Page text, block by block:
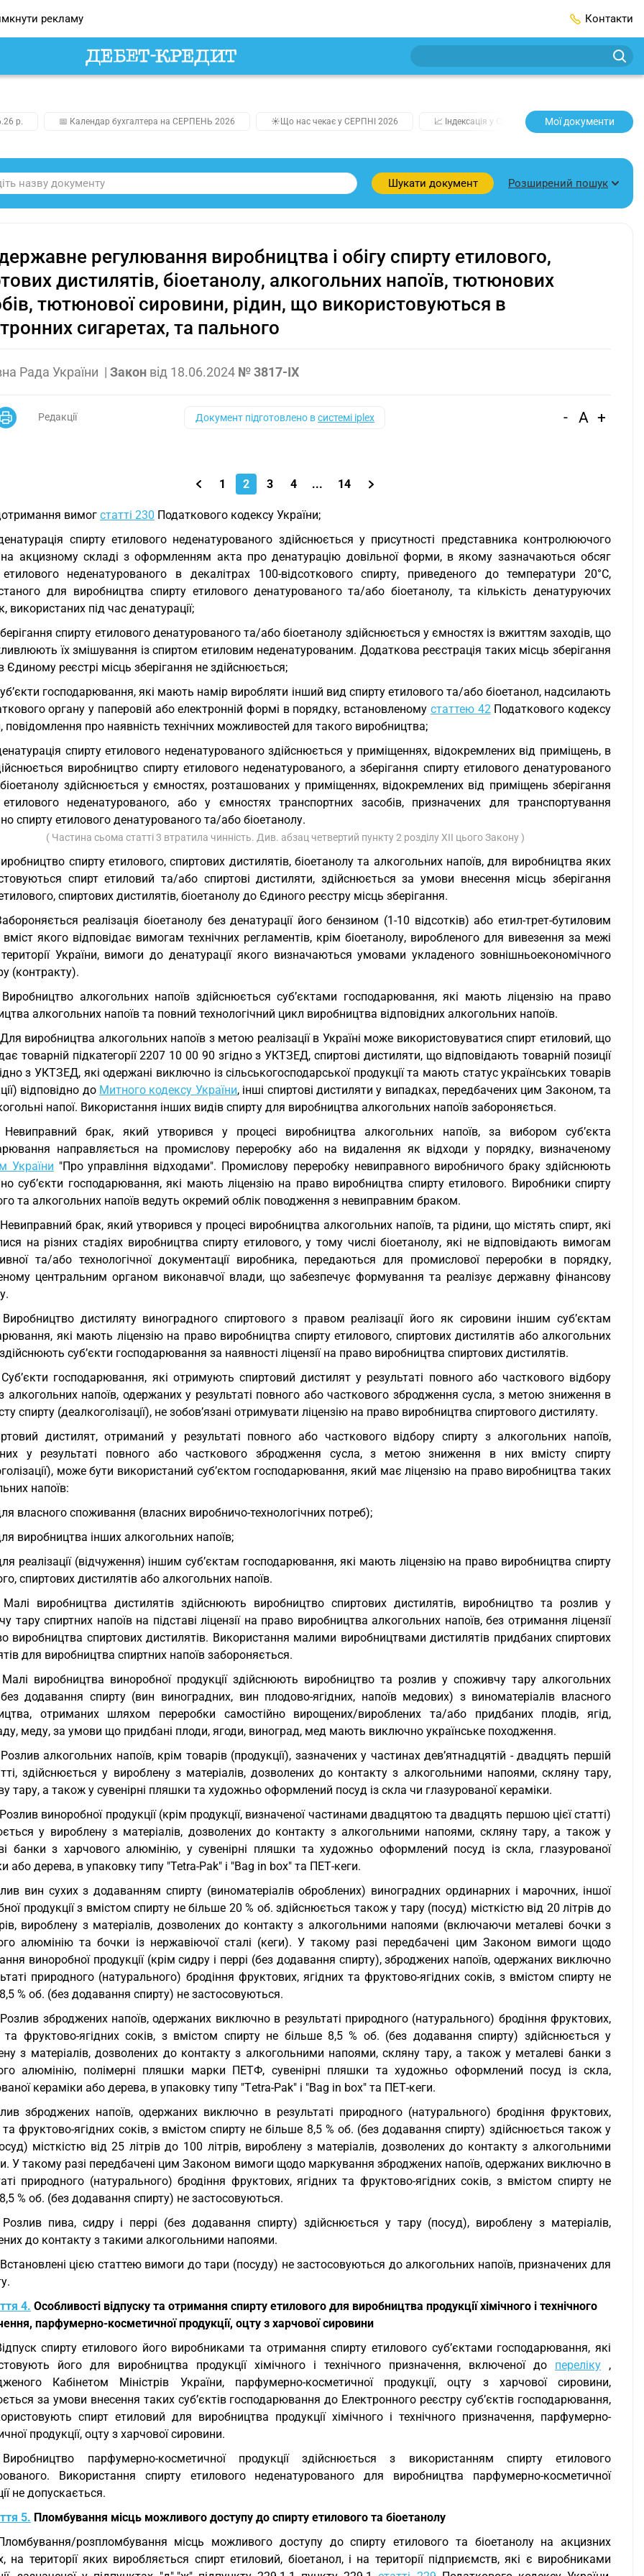
рекламу Контакти
р. 📅 Календар бухгалтера на СЕРПЕНЬ 2026 ☀️Що нас чекає у СЕРПНІ 2026 📈 Індексація у СЕРПНІ 2️⃣0️⃣2️⃣7️⃣ Усі
Мої документи
Шукати документ Розширений пошук
регулювання виробництва і обігу спирту етилового,
дистилятів, біоетанолу, алкогольних напоїв, тютюнових
тютюнової сировини, рідин, що використовуються в
сигаретах, та пального
Рада України | Закон від 18.06.2024 № 3817-IX
Редакції Документ підготовлено всистемі iplex - A +
1 2 3 4 ... 14
вимог статті 230 Податкового кодексу України;
спирту етилового неденатурованого здійснюється у присутності представника контролюючого
акцизному складі з оформленням акта про денатурацію довільної форми, в якому зазначаються обсяг
неденатурованого в декалітрах 100-відсоткового спирту, приведеного до температури 20°С,
для виробництва спирту етилового денатурованого та/або біоетанолу, та кількість денатуруючих
використаних під час денатурації;
спирту етилового денатурованого та/або біоетанолу здійснюється у ємностях із вжиттям заходів, що
їх змішування із спиртом етиловим неденатурованим. Додаткова реєстрація таких місць зберігання
Єдиному реєстрі місць зберігання не здійснюється;
господарювання, які мають намір виробляти інший вид спирту етилового та/або біоетанол, надсилають
органу у паперовій або електронній формі в порядку, встановленому статтею 42Податкового кодексу
повідомлення про наявність технічних можливостей для такого виробництва;
спирту етилового неденатурованого здійснюється у приміщеннях, відокремлених від приміщень, в
виробництво спирту етилового неденатурованого, а зберігання спирту етилового денатурованого
здійснюється у ємностях, розташованих у приміщеннях, відокремлених від приміщень зберігання
неденатурованого, або у ємностях транспортних засобів, призначених для транспортування
спирту етилового денатурованого та/або біоетанолу.
( Частина сьома статті 3 втратила чинність. Див. абзац четвертий пункту 2 розділу ХІІ цього Закону )
спирту етилового, спиртових дистилятів, біоетанолу та алкогольних напоїв, для виробництва яких
спирт етиловий та/або спиртові дистиляти, здійснюється за умови внесення місць зберігання
спиртових дистилятів, біоетанолу до Єдиного реєстру місць зберігання.
реалізація біоетанолу без денатурації його бензином (1-10 відсотків) або етил-трет-бутиловим
якого відповідає вимогам технічних регламентів, крім біоетанолу, виробленого для вивезення за межі
України, вимоги до денатурації якого визначаються умовами укладеного зовнішньоекономічного
(контракту).
алкогольних напоїв здійснюється суб’єктами господарювання, які мають ліцензію на право
алкогольних напоїв та повний технологічний цикл виробництва відповідних алкогольних напоїв.
виробництва алкогольних напоїв з метою реалізації в Україні може використовуватися спирт етиловий, що
товарній підкатегорії2207 10 00 90 згідно з УКТЗЕД, спиртові дистиляти, що відповідають товарній позиції
з УКТЗЕД, які одержані виключно із сільськогосподарської продукції та мають статус українських товарів
відповідно до Митного кодексу України, інші спиртові дистиляти у випадках, передбачених цим Законом, та
напої. Використання інших видів спирту для виробництва алкогольних напоїв забороняється.
брак, який утворився у процесі виробництва алкогольних напоїв, за вибором суб’єкта
направляється на промислову переробку або на видалення як відходи у порядку, визначеному
України "Про управління відходами". Промислову переробку невиправного виробничого браку здійснюють
суб’єкти господарювання, які мають ліцензію на право виробництва спирту етилового. Виробники спирту
та алкогольних напоїв ведуть окремий облік поводження з невиправним браком.
брак, який утворився у процесі виробництва алкогольних напоїв, та рідини, що містять спирт, які
на різних стадіях виробництва спирту етилового, у тому числі біоетанолу, які не відповідають вимогам
та/або технологічної документації виробника, передаються для промислової переробки в порядку,
центральним органом виконавчої влади, що забезпечує формування та реалізує державну фінансову
дистиляту виноградного спиртового з правом реалізації його як сировини іншим суб’єктам
які мають ліцензію на право виробництва спирту етилового, спиртових дистилятів або алкогольних
суб’єкти господарювання за наявності ліцензії на право виробництва спиртових дистилятів.
господарювання, які отримують спиртовий дистилят у результаті повного або часткового відбору
алкогольних напоїв, одержаних у результаті повного або часткового збродження сусла, з метою зниження в
спирту (деалкоголізації), не зобов’язані отримувати ліцензію на право виробництва спиртового дистиляту.
дистилят, отриманий у результаті повного або часткового відбору спирту з алкогольних напоїв,
у результаті повного або часткового збродження сусла, з метою зниження в них вмісту спирту
може бути використаний суб’єктом господарювання, який має ліцензію на право виробництва таких
напоїв:
власного споживання (власних виробничо-технологічних потреб);
виробництва інших алкогольних напоїв;
реалізації (відчуження) іншим суб’єктам господарювання, які мають ліцензію на право виробництва спирту
спиртових дистилятів або алкогольних напоїв.
виробництва дистилятів здійснюють виробництво спиртових дистилятів, виробництво та розлив у
тару спиртних напоїв на підставі ліцензії на право виробництва алкогольних напоїв, без отримання ліцензії
виробництва спиртових дистилятів. Використання малими виробництвами дистилятів придбаних спиртових
для виробництва спиртних напоїв забороняється.
виробництва виноробної продукції здійснюють виробництво та розлив у споживчу тару алкогольних
додавання спирту (вин виноградних, вин плодово-ягідних, напоїв медових) з виноматеріалів власного
отриманих шляхом переробки самостійно вирощених/вироблених та/або придбаних плодів, ягід,
меду, за умови що придбані плоди, ягоди, виноград, мед мають виключно українське походження.
алкогольних напоїв, крім товарів (продукції), зазначених у частинах дев’ятнадцятій - двадцять першій
здійснюється у вироблену з матеріалів, дозволених до контакту з алкогольними напоями, скляну тару,
тару, а також у сувенірні пляшки та художньо оформлений посуд із скла чи глазурованої кераміки.
виноробної продукції (крім продукції, визначеної частинами двадцятою та двадцять першою цієї статті)
у вироблену з матеріалів, дозволених до контакту з алкогольними напоями, скляну тару, а також у
банки з харчового алюмінію, у сувенірні пляшки та художньо оформлений посуд із скла, глазурованої
або дерева, в упаковку типу "Tetra-Pak" і "Bag in box" та ПЕТ-кеги.
вин сухих з додаванням спирту (виноматеріалів оброблених) виноградних ординарних і марочних, іншої
продукції з вмістом спирту не більше 20 % об. здійснюється також у тару (посуд) місткістю від 20 літрів до
вироблену з матеріалів, дозволених до контакту з алкогольними напоями (включаючи металеві бочки з
алюмінію та бочки із нержавіючої сталі (кеги). У такому разі передбачені цим Законом вимоги щодо
виноробної продукції (крім сидру і перрі (без додавання спирту), зброджених напоїв, одержаних виключно
природного (натурального) бродіння фруктових, ягідних та фруктово-ягідних соків, з вмістом спирту не
% об. (без додавання спирту) не застосовуються.
зброджених напоїв, одержаних виключно в результаті природного (натурального) бродіння фруктових,
та фруктово-ягідних соків, з вмістом спирту не більше 8,5 % об. (без додавання спирту) здійснюється у
з матеріалів, дозволених до контакту з алкогольними напоями, скляну тару, а також у металеві банки з
алюмінію, полімерні пляшки марки ПЕТФ, сувенірні пляшки та художньо оформлений посуд із скла,
кераміки або дерева, в упаковку типу "Тetra-Pak" і "Bag in box" та ПЕТ-кеги.
зброджених напоїв, одержаних виключно в результаті природного (натурального) бродіння фруктових,
та фруктово-ягідних соків, з вмістом спирту не більше 8,5 % об. (без додавання спирту) здійснюється також у
місткістю від 25 літрів до 100 літрів, вироблену з матеріалів, дозволених до контакту з алкогольними
У такому разі передбачені цим Законом вимоги щодо маркування зброджених напоїв, одержаних виключно в
природного (натурального) бродіння фруктових, ягідних та фруктово-ягідних соків, з вмістом спирту не
% об. (без додавання спирту) не застосовуються.
пива, сидру і перрі (без додавання спирту) здійснюється у тару (посуд), вироблену з матеріалів,
до контакту з такими алкогольними напоями.
цією статтею вимоги до тари (посуду) не застосовуються до алкогольних напоїв, призначених для
4. Особливості відпуску та отримання спирту етилового для виробництва продукції хімічного і технічного
парфумерно-косметичної продукції, оцту з харчової сировини
спирту етилового його виробниками та отримання спирту етилового суб’єктами господарювання, які
його для виробництва продукції хімічного і технічного призначення, включеної до переліку ,
Кабінетом Міністрів України, парфумерно-косметичної продукції, оцту з харчової сировини,
за умови внесення таких суб’єктів господарювання до Електронного реєстру суб’єктів господарювання,
спирт етиловий для виробництва продукції хімічного і технічного призначення, парфумерно-
продукції, оцту з харчової сировини.
парфумерно-косметичної продукції здійснюється з використанням спирту етилового
Використання спирту етилового неденатурованого для виробництва парфумерно-косметичної
не допускається.
5. Пломбування місць можливого доступу до спирту етилового та біоетанолу
розпломбування місць можливого доступу до спирту етилового та біоетанолу на акцизних
на території яких виробляється спирт етиловий, біоетанол, і на території підприємств, які є виробниками